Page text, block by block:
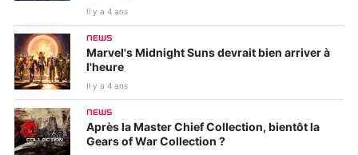
Il y a 4 ans
NEWS
Marvel's Midnight Suns devrait bien arriver à
l'heure
Il y a 4 ans
NEWS
Après la Master Chief Collection, bientôt la
Gears of War Collection ?